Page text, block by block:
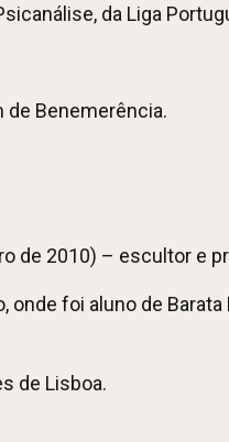
da Liga
de Benemerência.
de 2010) – escultor e
foi aluno de
de Lisboa.